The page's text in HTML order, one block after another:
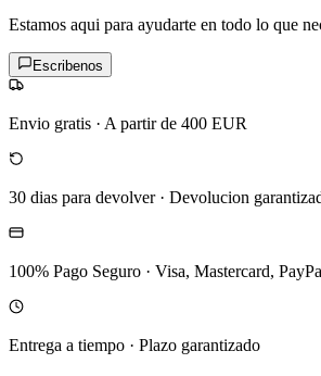
Estamos aqui para ayudarte en todo lo que
Escribenos
Envio gratis · A partir de 400 EUR
30 dias para devolver· Devolucion
100% Pago Seguro · Visa, Mastercard,
Entrega a tiempo · Plazo garantizado